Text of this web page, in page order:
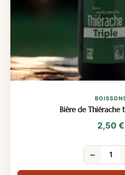
Bière de Thiérache
2,50 €
−